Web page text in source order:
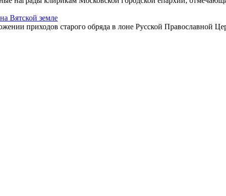
Вятской земле
приходов старого обряда в лоне Русской Православной